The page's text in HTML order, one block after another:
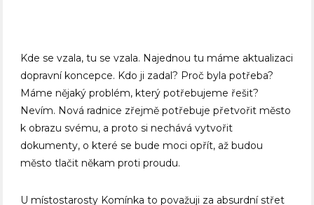
Kde se vzala, tu se vzala. Najednou tu máme aktualizaci
dopravní koncepce. Kdo ji zadal? Proč byla potřeba?
Máme nějaký problém, který potřebujeme řešit?
Nevím. Nová radnice zřejmě potřebuje přetvořit město
k obrazu svému, a proto si nechává vytvořit
dokumenty, o které se bude moci opřít, až budou
město tlačit někam proti proudu.
U místostarosty Komínka to považuji za absurdní střet